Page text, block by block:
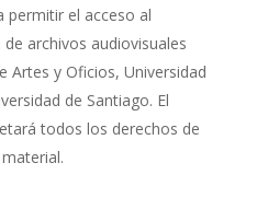
permitir el acceso al
archivos audiovisuales
Artes y Oficios, Universidad
de Santiago. El
todos los derechos de